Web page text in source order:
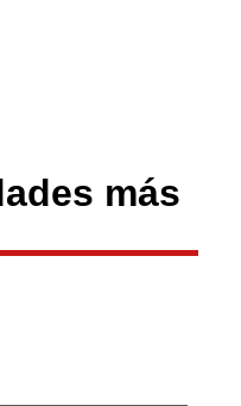
más